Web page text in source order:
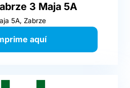
3 Maja 5A
5A, Zabrze
aquí